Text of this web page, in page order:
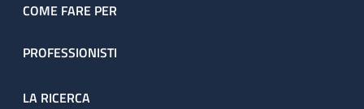
COME FARE PER
PROFESSIONISTI
LA RICERCA